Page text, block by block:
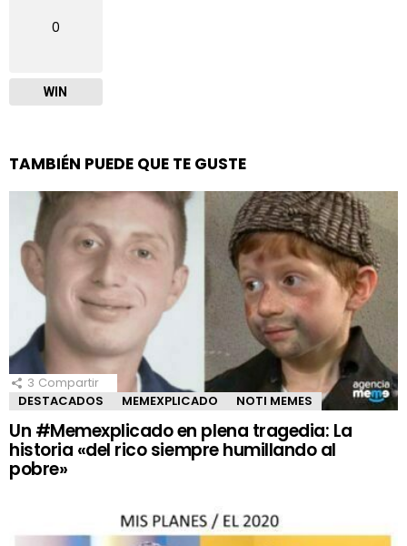
0
WIN
TAMBIÉN PUEDE QUE TE GUSTE
3 Compartir
DESTACADOS
MEMEXPLICADO NOTI MEMES
Un #Memexplicado en plena tragedia: La
historia «del rico siempre humillando al
pobre»